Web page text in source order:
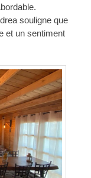
souligne que
et un sentiment